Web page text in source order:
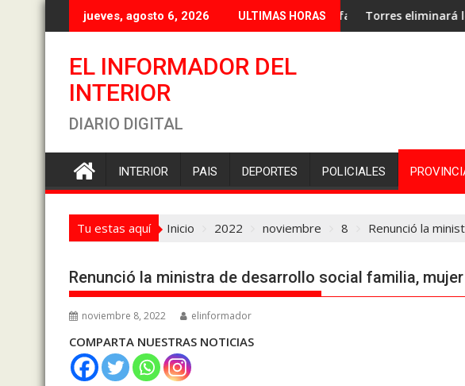
al
jueves, agosto 6, 2026 ULTIMAS HORASTorres eliminará los
EL INFORMADOR DEL
INTERIOR
DIARIO DIGITAL
INTERIOR PAIS DEPORTES POLICIALES
Tu estas aquí Inicio 2022 noviembre 8 Renunció la
Renunció la ministra de desarrollo social familia,
noviembre 8, 2022 elinformador
COMPARTA NUESTRAS NOTICIAS